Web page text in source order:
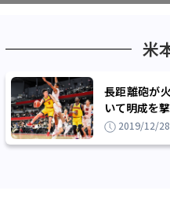
米
長距離砲が
いて明成を
2019/12/